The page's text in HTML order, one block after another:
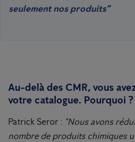
seulement nos produits”
Au-delà des CMR, vous
votre catalogue. Pourquoi ?
Patrick Seror : "Nous avons
nombre de produits chimiques